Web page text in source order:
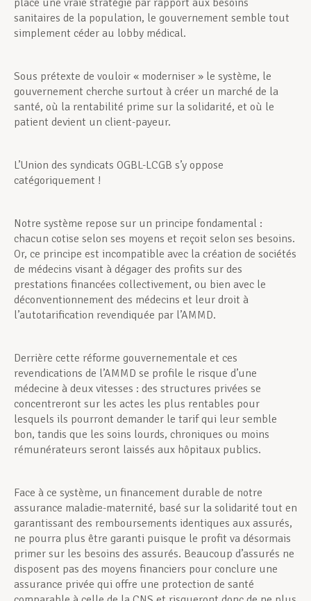
place une vraie stratégie par rapport aux besoins
sanitaires de la population, le gouvernement semble tout
simplement céder au lobby médical.
Sous prétexte de vouloir « moderniser » le système, le
gouvernement cherche surtout à créer un marché de la
santé, où la rentabilité prime sur la solidarité, et où le
patient devient un client-payeur.
L’Union des syndicats OGBL-LCGB s’y oppose
catégoriquement !
Notre système repose sur un principe fondamental :
chacun cotise selon ses moyens et reçoit selon ses besoins.
Or, ce principe est incompatible avec la création de sociétés
de médecins visant à dégager des profits sur des
prestations financées collectivement, ou bien avec le
déconventionnement des médecins et leur droit à
l’autotarification revendiquée par l’AMMD.
Derrière cette réforme gouvernementale et ces
revendications de l’AMMD se profile le risque d’une
médecine à deux vitesses : des structures privées se
concentreront sur les actes les plus rentables pour
lesquels ils pourront demander le tarif qui leur semble
bon, tandis que les soins lourds, chroniques ou moins
rémunérateurs seront laissés aux hôpitaux publics.
Face à ce système, un financement durable de notre
assurance maladie-maternité, basé sur la solidarité tout en
garantissant des remboursements identiques aux assurés,
ne pourra plus être garanti puisque le profit va désormais
primer sur les besoins des assurés. Beaucoup d’assurés ne
disposent pas des moyens financiers pour conclure une
assurance privée qui offre une protection de santé